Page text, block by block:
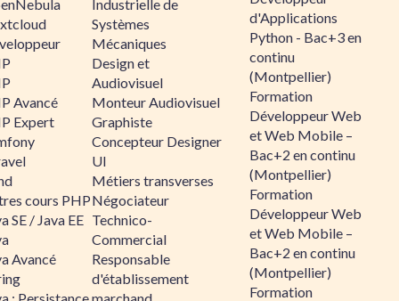
Avancé
Expert
cours PHP
SE / Java EE
Avancé
Industrielle de
Systèmes
Mécaniques
Design et
Audiovisuel
Monteur Audiovisuel
Graphiste
Concepteur Designer
UI
Métiers transverses
Négociateur
Technico-
Commercial
Responsable
d'établissement
d'Applications
Python - Bac+3 en
continu
(Montpellier)
Formation
Développeur Web
et Web Mobile –
Bac+2 en continu
(Montpellier)
Formation
Développeur Web
et Web Mobile –
Bac+2 en continu
(Montpellier)
Formation